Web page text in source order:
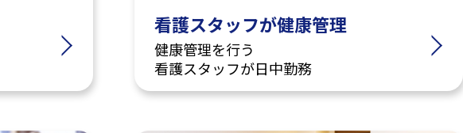
看護スタッフが健康管理
健康管理を行う
看護スタッフが日中勤務